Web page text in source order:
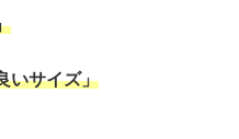
いサイズ」